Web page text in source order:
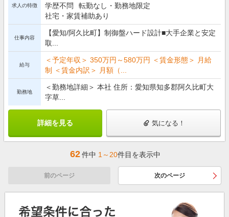
求人の特徴
学歴不問
転勤なし・勤務地限定
社宅・家賃補助あり
仕事内容
【愛知/阿久比町】制御盤ハード設計■大手企業と安定
取...
給与
＜予定年収＞ 350万円～580万円 ＜賃金形態＞ 月給
制 ＜賃金内訳＞ 月額（...
勤務地
＜勤務地詳細＞ 本社 住所：愛知県知多郡阿久比町大
字草...
詳細を見る 気になる！
62件中 1～20件目を表示中
前のページ 次のページ